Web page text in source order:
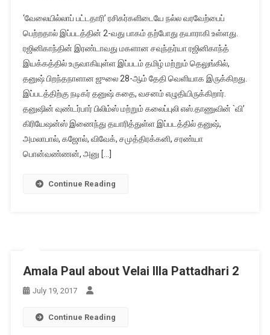
‘வேலையில்லாப் பட்டதாரி’ ரசிகர்களிடையே நல்ல வரவேற்பைப்
பெற்றதால் இப்படத்தின் 2-வது பாகம் தற்போது தயாராகி உள்ளது.
ரஜினிகாந்தின் இரண்டாவது மகளான சவுந்தர்யா ரஜினிகாந்த்
இயக்கத்தில் உருவாகியுள்ள இப்படம் தமிழ் மற்றும் தெலுங்கில்,
தனுஷ் பிறந்தநாளான ஜுலை 28-ஆம் தேதி வெளியாக இருக்கிறது.
இப்படத்திற்கு நடிகர் தனுஷ் கதை, வசனம் எழுதியிருக்கிறார்.
தனுஷின் வுண்டர்பார் பிலிம்ஸ் மற்றும் கலைப்புலி எஸ்.தாணுவின் `வி’
கிரியேஷன்ஸ் இணைந்து தயாரித்துள்ள இப்படத்தில் தனுஷ்,
அமலாபால், கஜோல், விவேக், சமுத்திரக்கனி, சரண்யா
பொன்வண்ணன், அனு […]
Continue Reading
Amala Paul about Velai Illa Pattadhari 2
July 19, 2017
Continue Reading